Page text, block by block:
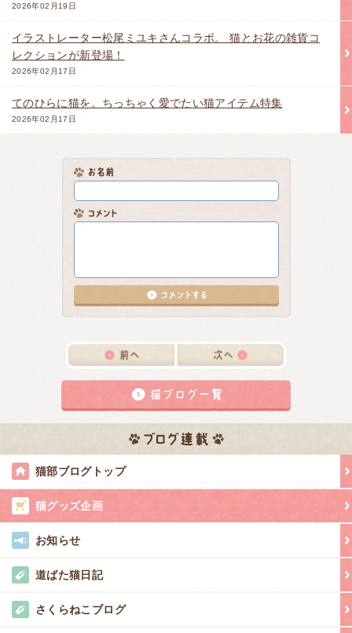
2026年02月19日
イラストレーター松尾ミユキさんコラボ。 猫とお花の雑貨コ
レクションが新登場！
2026年02月17日
てのひらに猫を。ちっちゃく愛でたい猫アイテム特集
2026年02月17日
猫部ブログトップ
猫グッズ企画
お知らせ
道ばた猫日記
さくらねこブログ